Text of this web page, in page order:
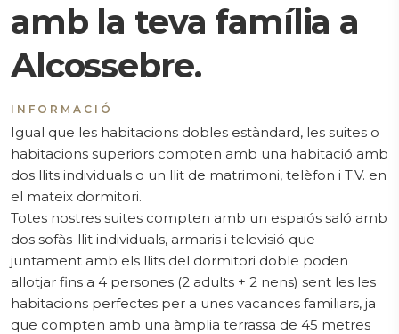
amb la teva família a
Alcossebre.
INFORMACIÓ
Igual que les habitacions dobles estàndard, les suites o
habitacions superiors compten amb una habitació amb
dos llits individuals o un llit de matrimoni, telèfon i T.V. en
el mateix dormitori.
Totes nostres suites compten amb un espaiós saló amb
dos sofàs-llit individuals, armaris i televisió que
juntament amb els llits del dormitori doble poden
allotjar fins a 4 persones (2 adults + 2 nens) sent les les
habitacions perfectes per a unes vacances familiars, ja
que compten amb una àmplia terrassa de 45 metres